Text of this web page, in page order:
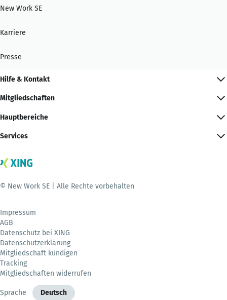
New Work SE
Karriere
Presse
Hilfe & Kontakt
Mitgliedschaften
Hauptbereiche
Services
© New Work SE | Alle Rechte vorbehalten
Impressum
AGB
Datenschutz bei XING
Datenschutzerklärung
Mitgliedschaft kündigen
Tracking
Mitgliedschaften widerrufen
Sprache Deutsch